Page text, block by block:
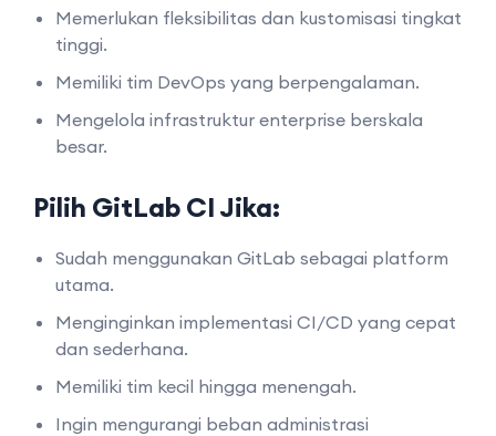
Memerlukan fleksibilitas dan kustomisasi tingkat
tinggi.
Memiliki tim DevOps yang berpengalaman.
Mengelola infrastruktur enterprise berskala
besar.
Pilih GitLab CI Jika:
Sudah menggunakan GitLab sebagai platform
utama.
Menginginkan implementasi CI/CD yang cepat
dan sederhana.
Memiliki tim kecil hingga menengah.
Ingin mengurangi beban administrasi